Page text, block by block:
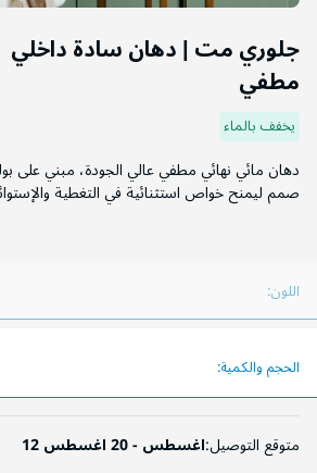
جلوري مت | دهان سادة داخلي
مطفي
يخفف بالماء
دهان مائي نهائي مطفي عالي الجودة، مبني على
صمم ليمنح خواص استثنائية في التغطية
اللون:
الحجم والكمية:
متوقع التوصيل:12 اغسطس - 20 اغسطس
التخطي
إلى
بداية
معرض
الصور